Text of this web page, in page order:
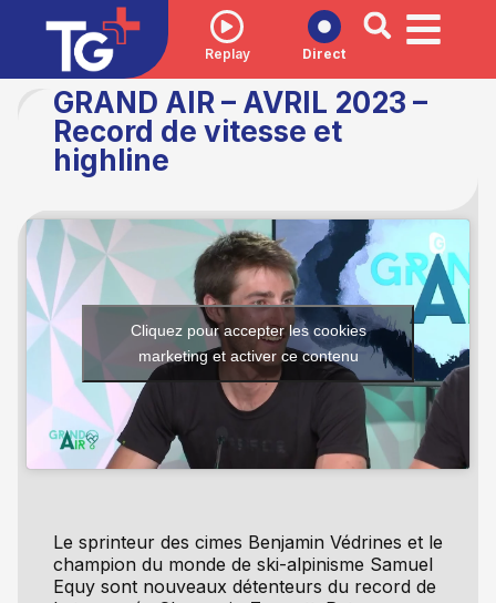
Replay Direct
GRAND AIR – AVRIL 2023 –
Record de vitesse et
highline
Le sprinteur des cimes Benjamin Védrines et le
champion du monde de ski-alpinisme Samuel
Equy sont nouveaux détenteurs du record de
Cliquez pour accepter les cookies
marketing et activer ce contenu